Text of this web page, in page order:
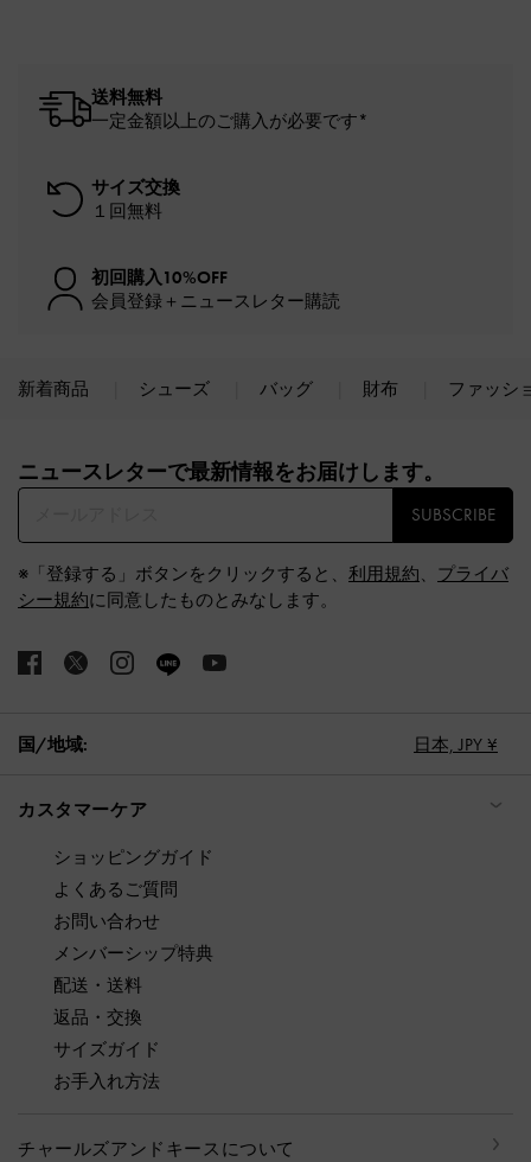
送料無料
一定金額以上のご購入が必要です*
サイズ交換
１回無料
初回購入10%OFF
会員登録＋ニュースレター購読
新着商品 シューズ バッグ 財布 ファッシ
ニュースレターで最新情報をお届けします。​
SUBSCRIBE
※「登録する」ボタンをクリックすると、 利用規約、 プライバ
シー規約に同意したものとみなします。
国/地域: 日本, JPY ¥
カスタマーケア
ショッピングガイド
よくあるご質問
お問い合わせ
メンバーシップ特典
配送・送料
返品・交換
サイズガイド
お手入れ方法
チャールズアンドキースについて